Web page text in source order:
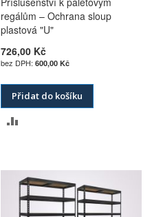
regálům – Ochrana sloup
plastová "U"
726,00 Kč
600,00 Kč
Přidat do košíku
POROVNÁNÍ